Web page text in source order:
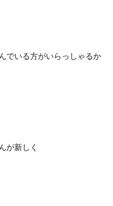
でいる方がいらっしゃるか
が新しく